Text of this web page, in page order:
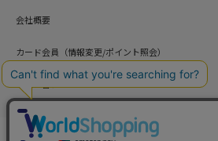
会社概要
カード会員（情報変更/ポイント照会）